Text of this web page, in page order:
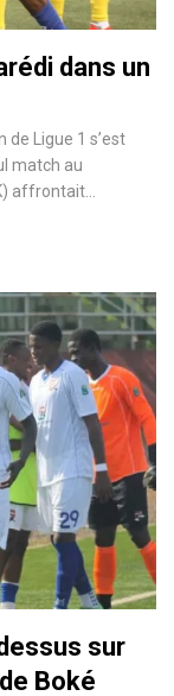
dans un
de Ligue 1 s’est
match au
affrontait…
sur
Boké